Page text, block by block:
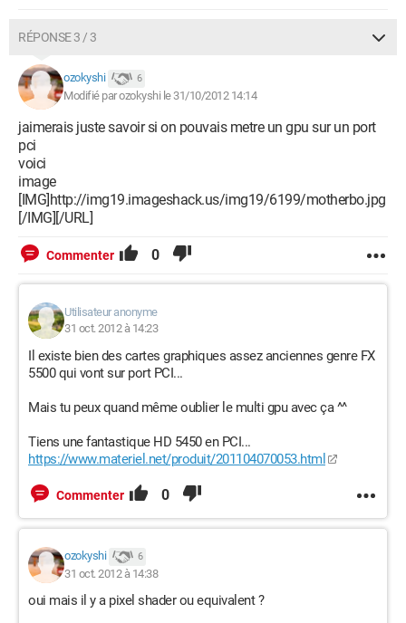
RÉPONSE 3 / 3
ozokyshi 6
Modifié par ozokyshi le 31/10/2012 14:14
jaimerais juste savoir si on pouvais metre un gpu sur un port
pci
voici
image
[IMG]http://img19.imageshack.us/img19/6199/motherbo.jpg
[/IMG][/URL]
Commenter 0
Utilisateur anonyme
31 oct. 2012 à 14:23
Il existe bien des cartes graphiques assez anciennes genre FX
5500 qui vont sur port PCI...
Mais tu peux quand même oublier le multi gpu avec ça ^^
Tiens une fantastique HD 5450 en PCI...
https://www.materiel.net/produit/201104070053.html
Commenter 0
ozokyshi 6
31 oct. 2012 à 14:38
oui mais il y a pixel shader ou equivalent ?